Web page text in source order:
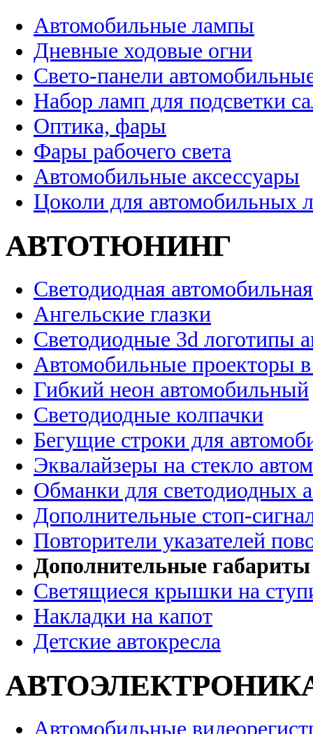
Автомобильные лампы
Дневные ходовые огни
Свето-панели
Набор ламп для подсветки
Оптика, фары
Фары рабочего света
Автомобильные аксессуары
Цоколи для автомобильных
АВТОТЮНИНГ
Светодиодная
Ангельские глазки
Светодиодные 3d логотипы
Автомобильные проекторы
Гибкий неон автомобильный
Светодиодные колпачки
Бегущие строки для
Эквалайзеры на стекло
Обманки для светодиодных
Дополнительные стоп-
Повторители указателей
Дополнительные габариты
Светящиеся крышки на
Накладки на капот
Детские автокресла
Автомобильные